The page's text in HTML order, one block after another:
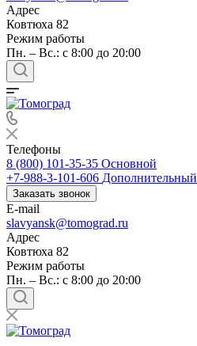
Адрес
Ковтюха 82
Режим работы
Пн. – Вс.: с 8:00 до 20:00
Телефоны
8 (800) 101-35-35 Основной
+7-988-3-101-606 Дополнительный
Заказать звонок
E-mail
slavyansk@tomograd.ru
Адрес
Ковтюха 82
Режим работы
Пн. – Вс.: с 8:00 до 20:00